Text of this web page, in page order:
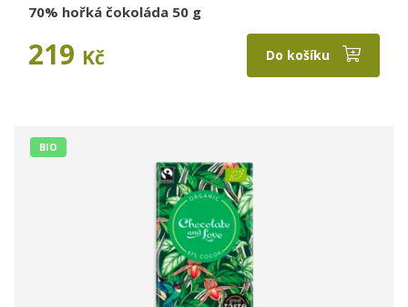
70% hořká čokoláda 50 g
219 Kč Do košíku
BIO